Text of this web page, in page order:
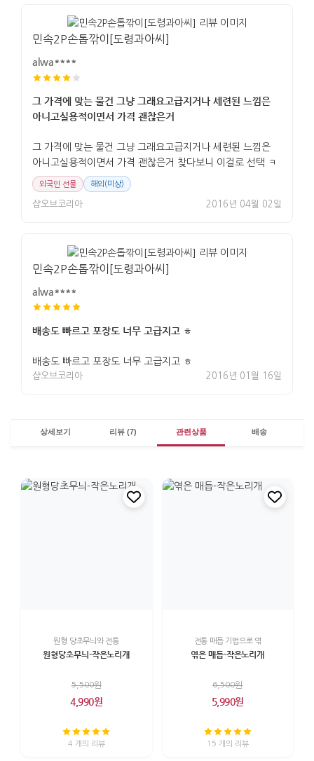
민속2P손톱깎이[도령과아씨]
alwa****
그 가격에 맞는 물건 그냥 그래요고급지거나 세련된 느낌은
아니고실용적이면서 가격 괜찮은거
그 가격에 맞는 물건 그냥 그래요고급지거나 세련된 느낌은
아니고실용적이면서 가격 괜찮은거 찾다보니 이걸로 선택 ㅋ
외국인 선물 해외(미상)
샵오브코리아 2016년 04월 02일
민속2P손톱깎이[도령과아씨]
alwa****
배송도 빠르고 포장도 너무 고급지고 ㅎ
배송도 빠르고 포장도 너무 고급지고 ㅎ
샵오브코리아 2016년 01월 16일
상세보기 리뷰 (7) 관련상품 배송
원형 당초무늬와 전통
원형당초무늬-작은노리개
5,500원
4,990원
4 개의 리뷰
전통 매듭 기법으로 엮
엮은 매듭-작은노리개
6,500원
5,990원
15 개의 리뷰